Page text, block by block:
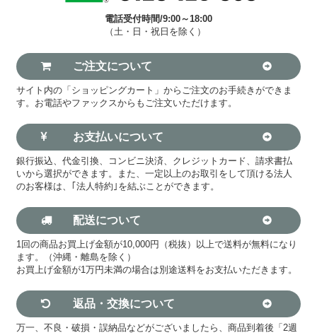
電話受付時間/9:00～18:00
（土・日・祝日を除く）
ご注文について
サイト内の「ショッピングカート」からご注文のお手続きができま
す。お電話やファックスからもご注文いただけます。
お支払いについて
銀行振込、代金引換、コンビニ決済、クレジットカード、請求書払
いから選択ができます。また、一定以上のお取引をして頂ける法人
のお客様は、｢法人特約｣を結ぶことができます。
配送について
1回の商品お買上げ金額が10,000円（税抜）以上で送料が無料になり
ます。（沖縄・離島を除く）
お買上げ金額が1万円未満の場合は別途送料をお支払いただきます。
返品・交換について
万一、不良・破損・誤納品などがございましたら、商品到着後「2週